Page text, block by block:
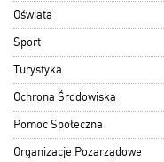
Oświata
Sport
Turystyka
Ochrona Środowiska
Pomoc Społeczna
Organizacje Pozarządowe